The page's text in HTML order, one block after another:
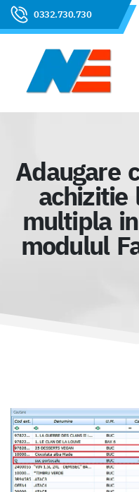
0332.730.730
Adaugare
achizitie
multipla
modulul